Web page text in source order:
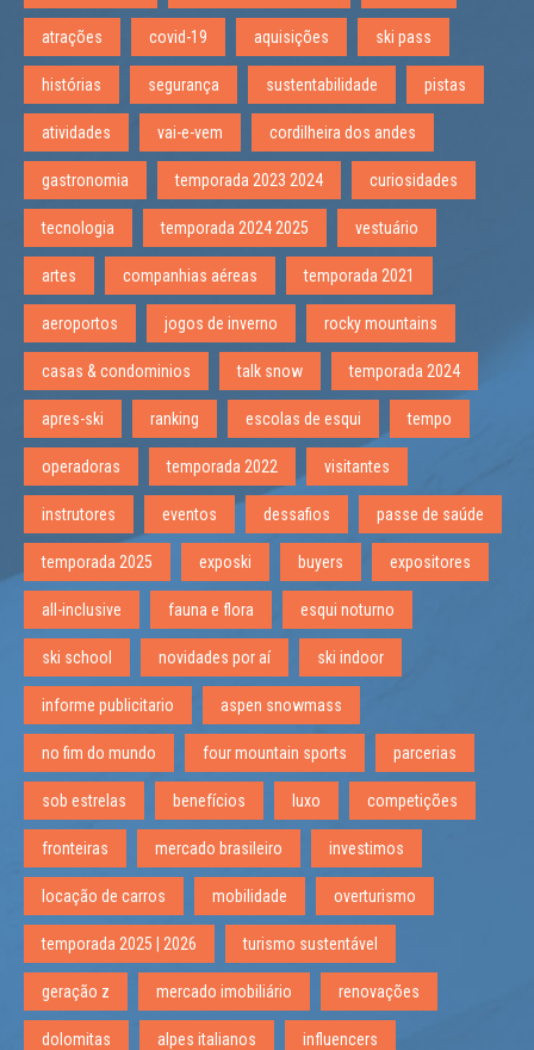
atrações covid-19 aquisições ski pass
histórias segurança sustentabilidade pistas
atividades vai-e-vem cordilheira dos andes
gastronomia temporada 2023 2024 curiosidades
tecnologia temporada 2024 2025 vestuário
artes companhias aéreas temporada 2021
aeroportos jogos de inverno rocky mountains
casas & condominios talk snow temporada 2024
apres-ski ranking escolas de esqui tempo
operadoras temporada 2022 visitantes
instrutores eventos dessafios passe de saúde
temporada 2025 exposki buyers expositores
all-inclusive fauna e flora esqui noturno
ski school novidades por aí ski indoor
informe publicitario aspen snowmass
no fim do mundo four mountain sports parcerias
sob estrelas benefícios luxo competições
fronteiras mercado brasileiro investimos
locação de carros mobilidade overturismo
temporada 2025 | 2026 turismo sustentável
geração z mercado imobiliário renovações
dolomitas alpes italianos influencers